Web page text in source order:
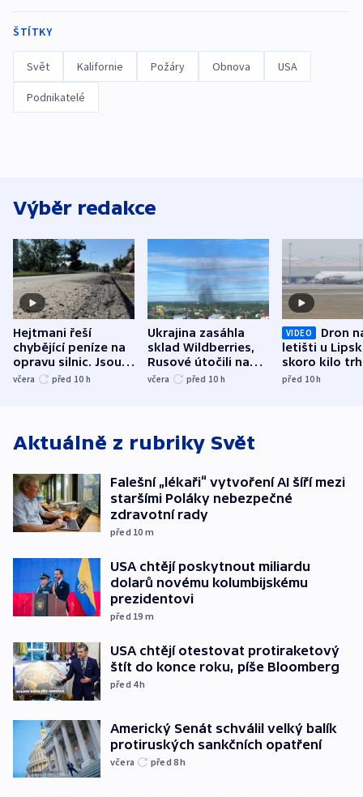
ŠTÍTKY
Svět Kalifornie Požáry Obnova USA
Podnikatelé
Výběr redakce
Hejtmani řeší
chybějící peníze na
opravu silnic. Jsou
nenárokové, namítá
včera před 10 h
Ukrajina zasáhla
sklad Wildberries,
Rusové útočili na
trh, hasiče či
včera před 10 h
VIDEO
Dron
letišti u
skoro kilo
indicie
před 10h
Aktuálně z rubriky Svět
Falešní „lékaři“ vytvoření AI šíří mezi
staršími Poláky nebezpečné
zdravotní rady
před 10 m
USA chtějí poskytnout miliardu
dolarů novému kolumbijskému
prezidentovi
před 19 m
USA chtějí otestovat protiraketový
štít do konce roku, píše Bloomberg
před 4h
Americký Senát schválil velký balík
protiruských sankčních opatření
včera před 8h